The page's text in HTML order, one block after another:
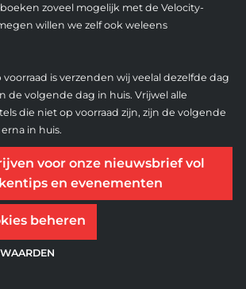
zoveel mogelijk met de Velocity-
willen we zelf ook weleens
is verzenden wij veelal dezelfde dag
de volgende dag in huis. Vrijwel alle
die niet op voorraad zijn, zijn de volgende
in huis.
voor onze nieuwsbrief vol
en evenementen
beheren